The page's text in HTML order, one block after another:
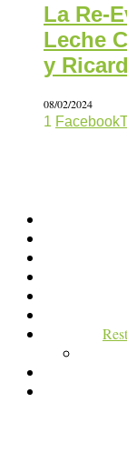
La Re-
Leche
y
08/02/2024
1 Facebook